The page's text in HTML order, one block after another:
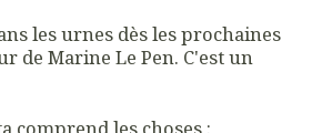
les urnes dès les prochaines
de Marine Le Pen. C'est un